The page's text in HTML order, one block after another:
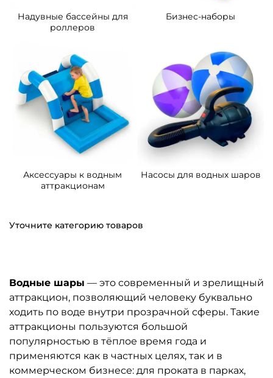
Надувные бассейны для
роллеров
Бизнес-наборы
Аксессуары к водным
аттракционам
Насосы для водных шаров
Уточните категорию товаров
Водные шары — это современный и зрелищный
аттракцион, позволяющий человеку буквально
ходить по воде внутри прозрачной сферы. Такие
аттракционы пользуются большой
популярностью в тёплое время года и
применяются как в частных целях, так и в
коммерческом бизнесе: для проката в парках,